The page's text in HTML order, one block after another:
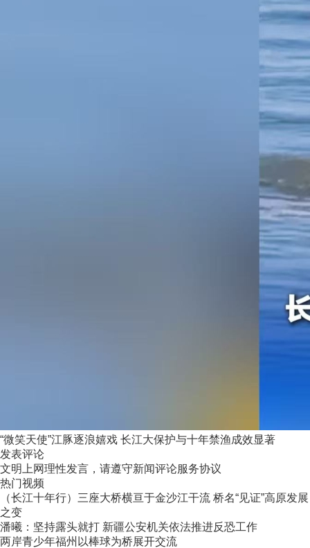
“微笑天使”江豚逐浪嬉戏 长江大保护与十年禁渔成效显著
发表评论
文明上网理性发言，请遵守新闻评论服务协议
热门视频
（长江十年行）三座大桥横亘于金沙江干流 桥名“见证”高原发展
之变
潘曦：坚持露头就打 新疆公安机关依法推进反恐工作
两岸青少年福州以棒球为桥展开交流